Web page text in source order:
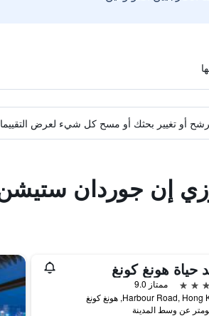
أو تغيير بحثك أو مسح كل شيء لعرض
إن جوردان
حياة هونغ كونغ
ممتاز 9.0